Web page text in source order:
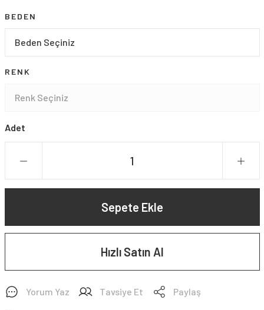
BEDEN
RENK
Adet
Sepete Ekle
Hızlı Satın Al
Yorum Yaz Tavsiye Et Paylaş